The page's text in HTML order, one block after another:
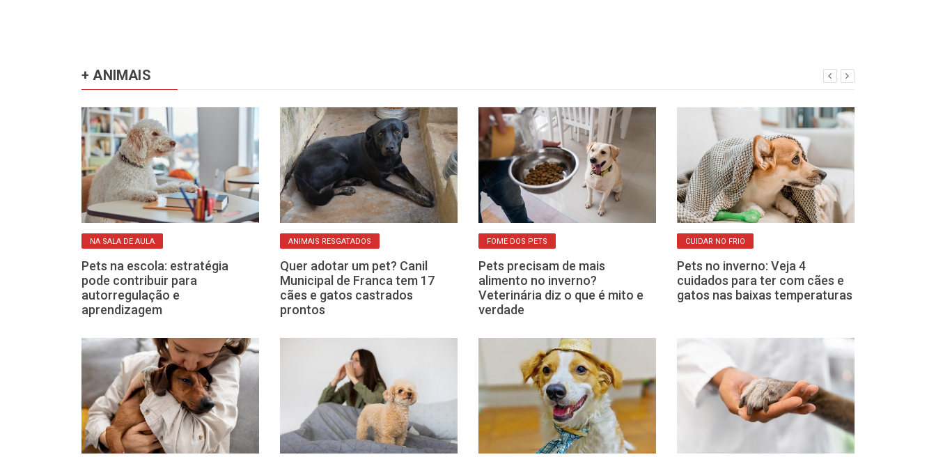
+ ANIMAIS
NA SALA DE AULA
Pets na escola: estratégia
pode contribuir para
autorregulação e
aprendizagem
ANIMAIS RESGATADOS
Quer adotar um pet? Canil
Municipal de Franca tem 17
cães e gatos castrados
prontos
FOME DOS PETS
Pets precisam de mais
alimento no inverno?
Veterinária diz o que é mito e
verdade
CUIDAR NO FRIO
Pets no inverno: Veja 4
cuidados para ter com cães e
gatos nas baixas temperaturas